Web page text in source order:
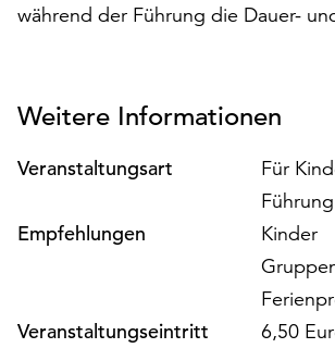
während der Führung die Dauer-
Weitere Informationen
Veranstaltungsart
Für
Führung
Empfehlungen
Kinder
Veranstaltungseintritt
6,50